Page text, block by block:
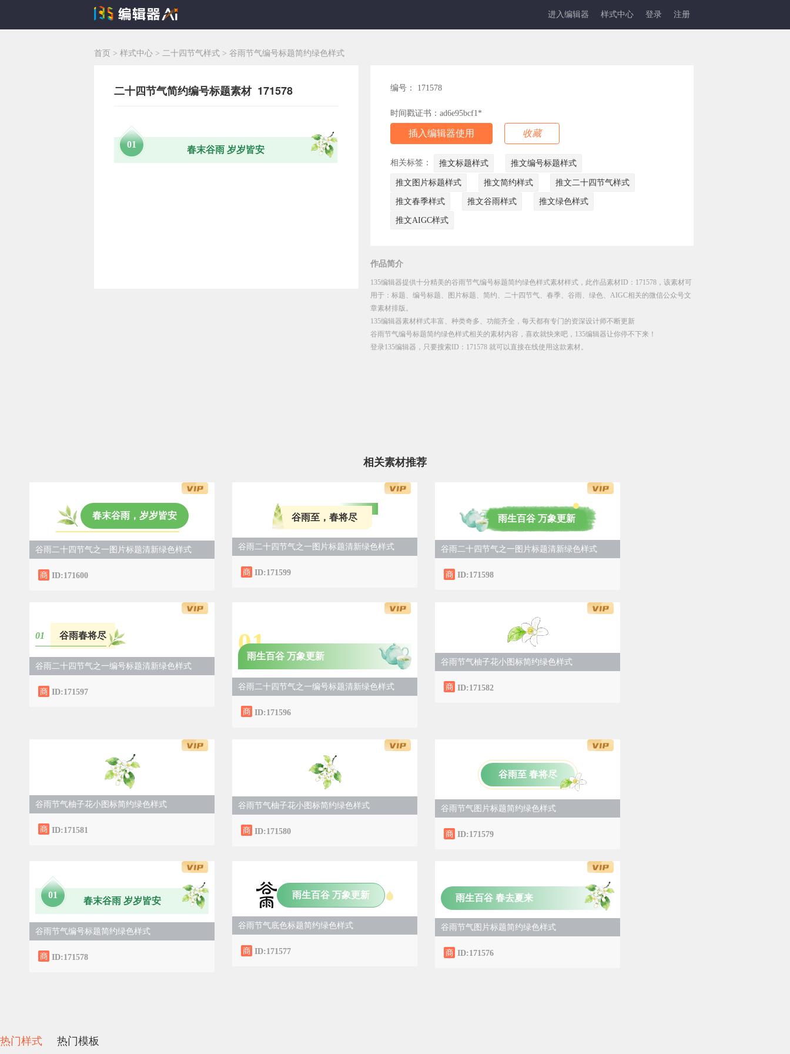
进入编辑器 样式中心 登录 注册
首页 > 样式中心 > 二十四节气样式 > 谷雨节气编号标题简约绿色样式
二十四节气简约编号标题素材 171578
01
春末谷雨 岁岁皆安
编号： 171578
时间戳证书：ad6e95bcf1*
插入编辑器使用 收藏
相关标签： 推文标题样式 推文编号标题样式
推文图片标题样式 推文简约样式 推文二十四节气样式
推文春季样式 推文谷雨样式 推文绿色样式
推文AIGC样式
作品简介
135编辑器提供十分精美的谷雨节气编号标题简约绿色样式素材样式，此作品素材ID：171578，该素材可
用于：标题、编号标题、图片标题、简约、二十四节气、春季、谷雨、绿色、AIGC相关的微信公众号文
章素材排版。
135编辑器素材样式丰富、种类奇多、功能齐全，每天都有专门的资深设计师不断更新
谷雨节气编号标题简约绿色样式相关的素材内容，喜欢就快来吧，135编辑器让你停不下来！
登录135编辑器，只要搜索ID：171578 就可以直接在线使用这款素材。
相关素材推荐
春末谷雨，岁岁皆安
谷雨二十四节气之一图片标题清新绿色样式
ID:171600
谷雨至，春将尽
谷雨二十四节气之一图片标题清新绿色样式
ID:171599
雨生百谷 万象更新
谷雨二十四节气之一图片标题清新绿色样式
ID:171598
01 谷雨春将尽
谷雨二十四节气之一编号标题清新绿色样式
ID:171597
01
雨生百谷 万象更新
谷雨二十四节气之一编号标题清新绿色样式
ID:171596
谷雨节气柚子花小图标简约绿色样式
ID:171582
谷雨节气柚子花小图标简约绿色样式
ID:171581
谷雨节气柚子花小图标简约绿色样式
ID:171580
谷雨至 春将尽
谷雨节气图片标题简约绿色样式
ID:171579
01
春末谷雨 岁岁皆安
谷雨节气编号标题简约绿色样式
ID:171578
雨生百谷 万象更新
谷雨节气底色标题简约绿色样式
ID:171577
雨生百谷 春去夏来
谷雨节气图片标题简约绿色样式
ID:171576
热门样式 热门模板